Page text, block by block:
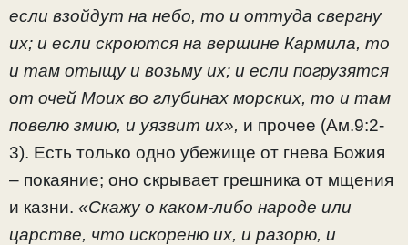
если взойдут на небо, то и оттуда свергну
их; и если скроются на вершине Кармила, то
и там отыщу и возьму их; и если погрузятся
от очей Моих во глубинах морских, то и там
повелю змию, и уязвит их», и прочее (Ам.9:2-
3). Есть только одно убежище от гнева Божия
– покаяние; оно скрывает грешника от мщения
и казни. «Скажу о каком-либо народе или
царстве, что искореню их, и разорю, и